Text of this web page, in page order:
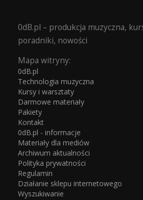
0dB.pl – produkcja muzyczna,
poradniki, nowości
Mapa witryny:
0dB.pl
Technologia muzyczna
Kursy i warsztaty
Darmowe materiały
Pakiety
Kontakt
0dB.pl - informacje
Materiały dla mediów
Archiwum aktualności
Polityka prywatności
Regulamin
Działanie sklepu internetowego
Wyszukiwanie